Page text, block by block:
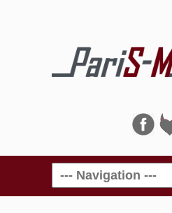
Navigation